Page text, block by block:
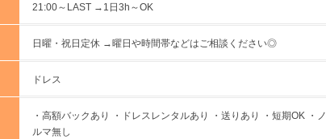
21:00～LAST →1日3h～OK
日曜・祝日定休 →曜日や時間帯などはご相談ください◎
ドレス
・高額バックあり ・ドレスレンタルあり ・送りあり ・短期OK ・ノ
ルマ無し